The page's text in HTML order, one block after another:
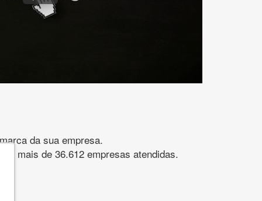
da sua empresa.
mais de 36.612 empresas atendidas.